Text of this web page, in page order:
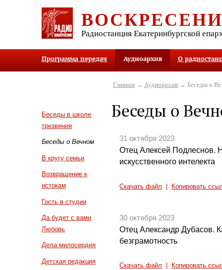
Радиостанция Екатеринбургской
Программа передач Аудиоархив О
Беседы в школе
трезвения
Беседы о Вечном
В кругу семьи
Возвращение к
истокам
Гость в студии
Да будет с вами
Любовь
Дела милосердия
Детская редакция
Главная→ Аудиоархив→ Беседы о
Беседы о
31 октября 2023
Отец Алексей Подлеснов.
искусственного интелекта
Скачать файл Копировать
30 октября 2023
Отец Александр Дубасов.
безграмотность
Скачать файл Копировать